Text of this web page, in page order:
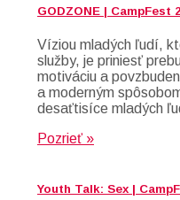
GODZONE | CampFest
Víziou mladých ľudí,
služby, je priniesť
motiváciu a
a moderným
desaťtisíce mladých
Pozrieť »
Youth Talk: Sex |